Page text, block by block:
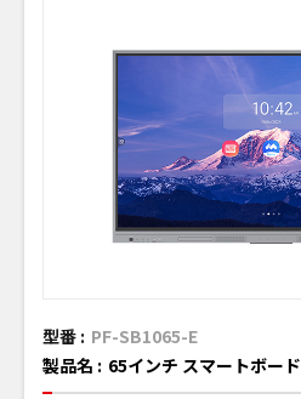
型番 : PF-SB1065-E
製品名 : 65インチ スマートボード